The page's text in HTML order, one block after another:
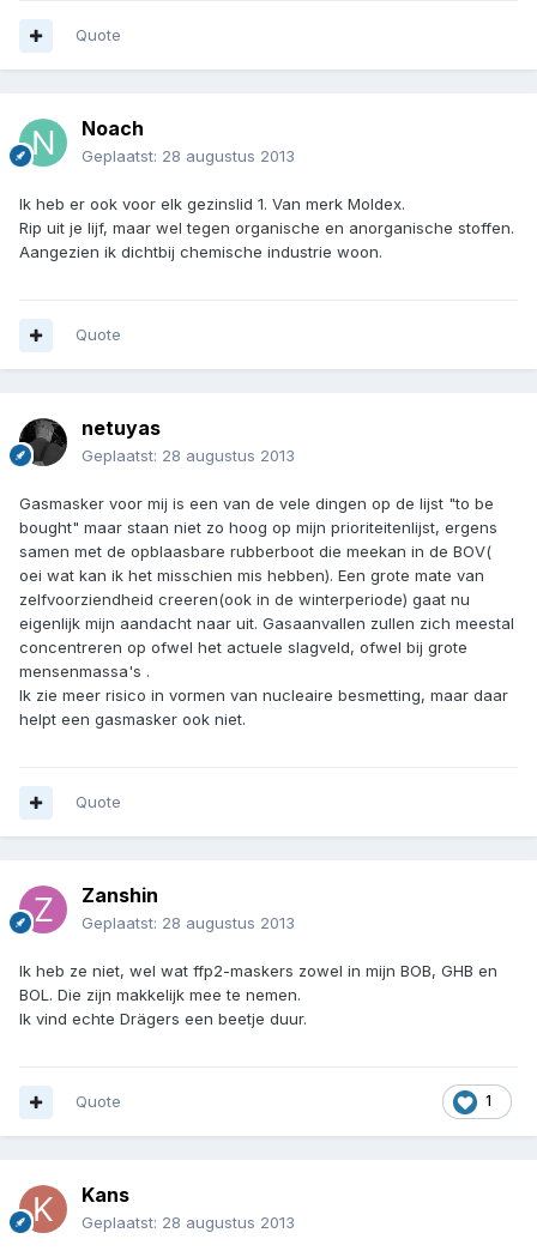
Quote
Noach
Geplaatst: 28 augustus 2013
Ik heb er ook voor elk gezinslid 1. Van merk Moldex.
Rip uit je lijf, maar wel tegen organische en anorganische stoffen.
Aangezien ik dichtbij chemische industrie woon.
Quote
netuyas
Geplaatst: 28 augustus 2013
Gasmasker voor mij is een van de vele dingen op de lijst "to be
bought" maar staan niet zo hoog op mijn prioriteitenlijst, ergens
samen met de opblaasbare rubberboot die meekan in de BOV(
oei wat kan ik het misschien mis hebben). Een grote mate van
zelfvoorziendheid creeren(ook in de winterperiode) gaat nu
eigenlijk mijn aandacht naar uit. Gasaanvallen zullen zich meestal
concentreren op ofwel het actuele slagveld, ofwel bij grote
mensenmassa's .
Ik zie meer risico in vormen van nucleaire besmetting, maar daar
helpt een gasmasker ook niet.
Quote
Zanshin
Geplaatst: 28 augustus 2013
Ik heb ze niet, wel wat ffp2-maskers zowel in mijn BOB, GHB en
BOL. Die zijn makkelijk mee te nemen.
Ik vind echte Drägers een beetje duur.
1
Quote
Kans
Geplaatst: 28 augustus 2013